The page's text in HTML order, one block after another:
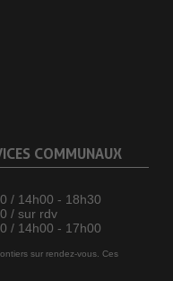
COMMUNAUX
/ 14h00 - 18h30
/ sur rdv
/ 14h00 - 17h00
sur rendez-vous. Ces